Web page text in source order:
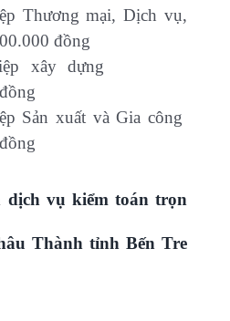
Thương mại, Dịch vụ,
đồng
xây dựng
Sản xuất và Gia công
dịch vụ kiểm toán trọn
Thành tỉnh Bến Tre